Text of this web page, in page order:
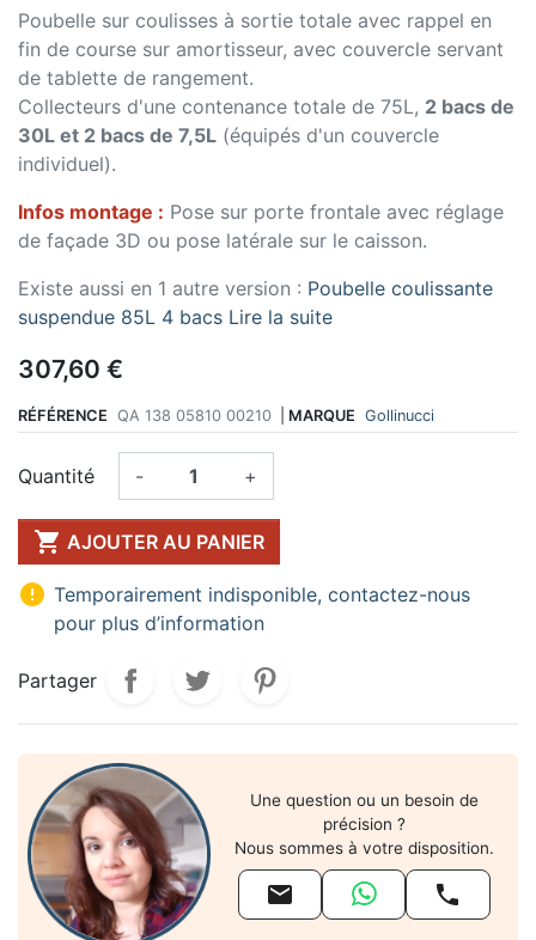
Poubelle sur coulisses à sortie totale avec rappel en
fin de course sur amortisseur, avec couvercle servant
de tablette de rangement.
Collecteurs d'une contenance totale de 75L, 2 bacs de
30L et 2 bacs de 7,5L (équipés d'un couvercle
individuel).
Infos montage : Pose sur porte frontale avec réglage
de façade 3D ou pose latérale sur le caisson.
Existe aussi en 1 autre version : Poubelle coulissante
suspendue 85L 4 bacs Lire la suite
307,60 €
RÉFÉRENCE QA 138 05810 00210 MARQUE Gollinucci
Quantité - +
 AJOUTER AU PANIER
 Temporairement indisponible, contactez-nous
pour plus d’information
Partager
Une question ou un besoin de
précision ?
Nous sommes à votre disposition.
 